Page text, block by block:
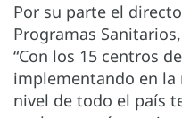
Por su parte el
Programas
“Con los 15 centros
implementando en
nivel de todo el país